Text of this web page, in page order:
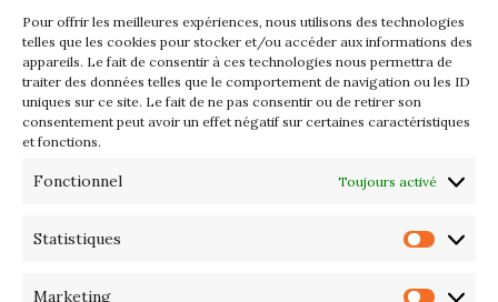
Pour offrir les meilleures expériences, nous utilisons des technologies
telles que les cookies pour stocker et/ou accéder aux informations des
appareils. Le fait de consentir à ces technologies nous permettra de
traiter des données telles que le comportement de navigation ou les ID
uniques sur ce site. Le fait de ne pas consentir ou de retirer son
consentement peut avoir un effet négatif sur certaines caractéristiques
et fonctions.
Fonctionnel Toujours activé
Statistiques
Marketing
Les petits formats du Port
d’Orange : Mercredi 22 juillet de
10h à 20h
2026 – Maison du Phare de